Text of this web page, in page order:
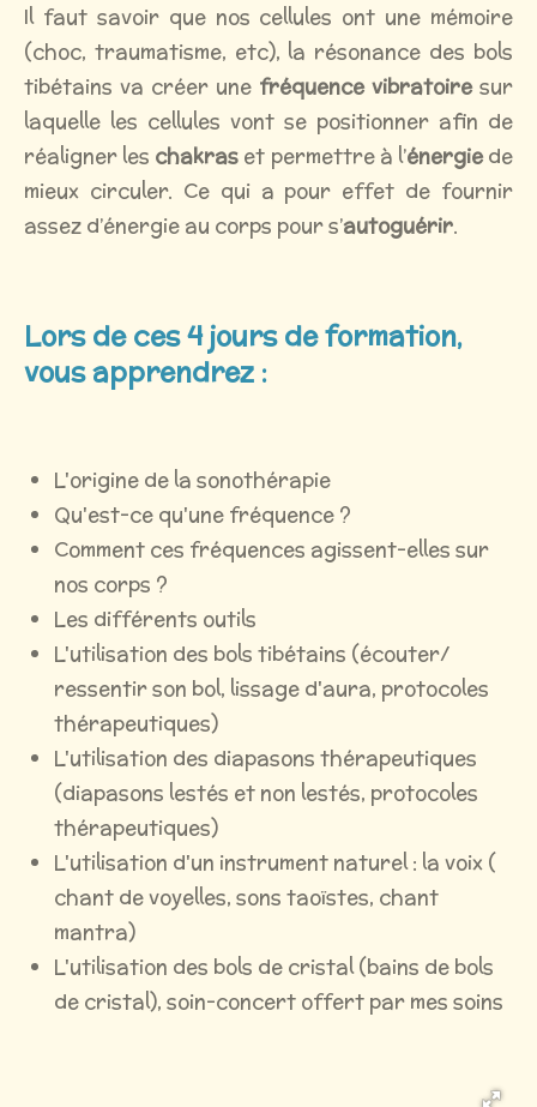
Il faut savoir que nos cellules ont une mémoire
(choc, traumatisme, etc), la résonance des bols
tibétains va créer une fréquence vibratoiresur
laquelle les cellules vont se positionner afin de
réaligner les chakras et permettre à l’énergiede
mieux circuler. Ce qui a pour effet de fournir
assez d’énergie au corps pour s’autoguérir.
Lors de ces 4 jours de formation,
vous apprendrez :
L'origine de la sonothérapie
Qu'est-ce qu'une fréquence ?
Comment ces fréquences agissent-elles sur
nos corps ?
Les différents outils
L'utilisation des bols tibétains (écouter/
ressentir son bol, lissage d'aura, protocoles
thérapeutiques)
L'utilisation des diapasons thérapeutiques
(diapasons lestés et non lestés, protocoles
thérapeutiques)
L'utilisation d'un instrument naturel : la voix (
chant de voyelles, sons taoïstes, chant
mantra)
L'utilisation des bols de cristal (bains de bols
de cristal), soin-concert offert par mes soins